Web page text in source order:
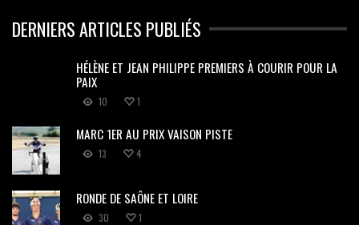
DERNIERS ARTICLES PUBLIÉS
HÉLÈNE ET JEAN PHILIPPE PREMIERS À COURIR POUR LA
PAIX
10 1
MARC 1ER AU PRIX VAISON PISTE
13 4
RONDE DE SAÔNE ET LOIRE
30 1